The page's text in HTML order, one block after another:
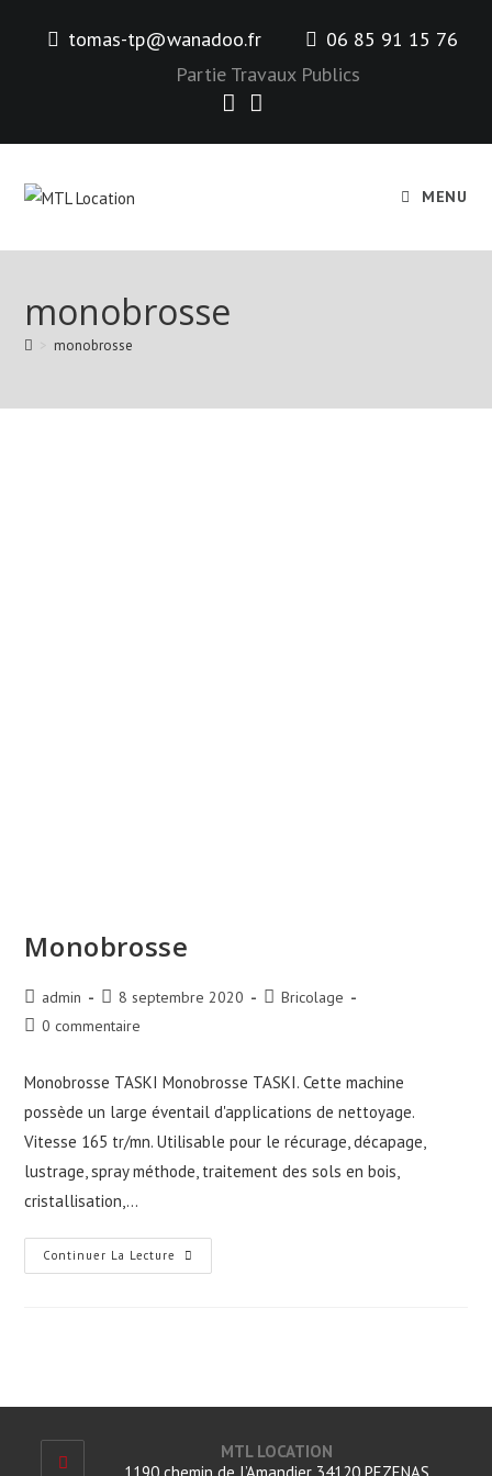
tomas-tp@wanadoo.fr
06 85 91 15 76
Partie Travaux Publics
MENU
monobrosse
monobrosse
Monobrosse
Auteur/autrice
de
admin
Publication
publiée :
8 septembre 2020
PostBricolage
Commentaires
publication :
0 commentaire
Monobrosse TASKI Monobrosse TASKI. Cette machine
possède un large éventail d'applications de nettoyage.
Vitesse 165 tr/mn. Utilisable pour le récurage, décapage,
lustrage, spray méthode, traitement des sols en bois,
cristallisation,…
Continuer La Lecture Monobrosse
MTL LOCATION